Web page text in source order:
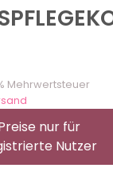
Mehrwertsteuer
nur für
Nutzer